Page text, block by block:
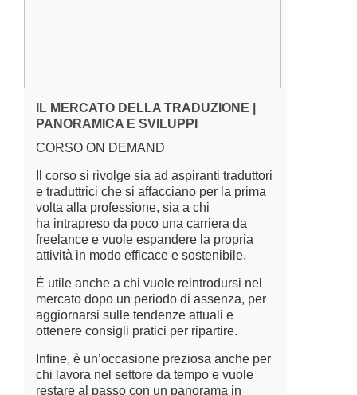
IL MERCATO DELLA TRADUZIONE |
PANORAMICA E SVILUPPI
CORSO ON DEMAND
Il corso si rivolge sia ad aspiranti traduttori
e traduttrici che si affacciano per la prima
volta alla professione, sia a chi
ha intrapreso da poco una carriera da
freelance e vuole espandere la propria
attività in modo efficace e sostenibile.
È utile anche a chi vuole reintrodursi nel
mercato dopo un periodo di assenza, per
aggiornarsi sulle tendenze attuali e
ottenere consigli pratici per ripartire.
Infine, è un’occasione preziosa anche per
chi lavora nel settore da tempo e vuole
restare al passo con un panorama in